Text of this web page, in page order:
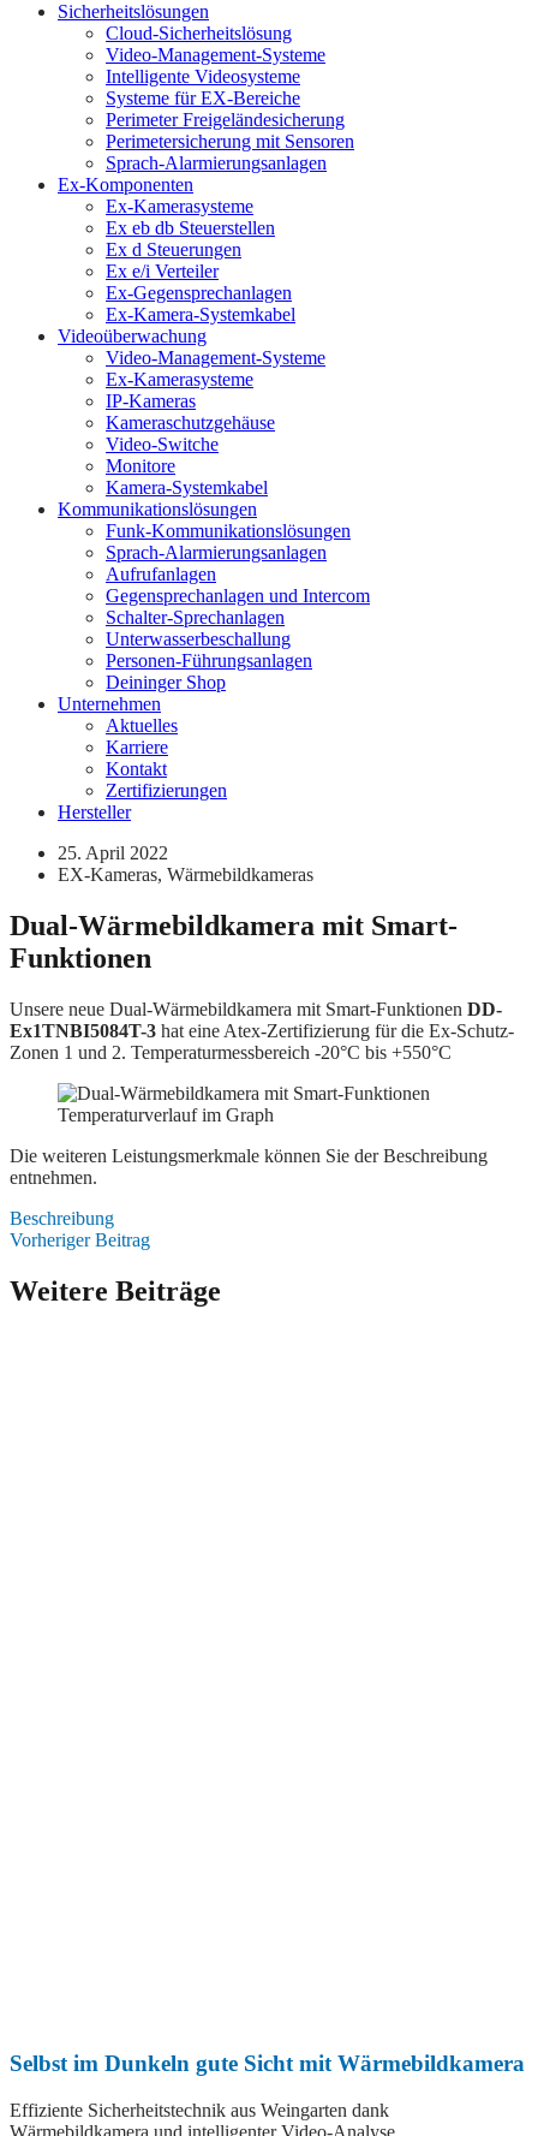
Sicherheitslösungen
Cloud-Sicherheitslösung
Video-Management-Systeme
Intelligente Videosysteme
Systeme für EX-Bereiche
Perimeter Freigeländesicherung
Perimetersicherung mit Sensoren
Sprach-Alarmierungsanlagen
Ex-Komponenten
Ex-Kamerasysteme
Ex eb db Steuerstellen
Ex d Steuerungen
Ex e/i Verteiler
Ex-Gegensprechanlagen
Ex-Kamera-Systemkabel
Videoüberwachung
Video-Management-Systeme
Ex-Kamerasysteme
IP-Kameras
Kameraschutzgehäuse
Video-Switche
Monitore
Kamera-Systemkabel
Kommunikationslösungen
Funk-Kommunikationslösungen
Sprach-Alarmierungsanlagen
Aufrufanlagen
Gegensprechanlagen und Intercom
Schalter-Sprechanlagen
Unterwasserbeschallung
Personen-Führungsanlagen
Deininger Shop
Unternehmen
Aktuelles
Karriere
Kontakt
Zertifizierungen
Hersteller
25. April 2022
EX-Kameras, Wärmebildkameras
Dual-Wärmebildkamera mit Smart-
Funktionen
Unsere neue Dual-Wärmebildkamera mit Smart-Funktionen DD-
Ex1TNBI5084T-3 hat eine Atex-Zertifizierung für die Ex-Schutz-
Zonen 1 und 2. Temperaturmessbereich -20°C bis +550°C
Temperaturverlauf im Graph
Die weiteren Leistungsmerkmale können Sie der Beschreibung
entnehmen.
Beschreibung
Vorheriger Beitrag
Weitere Beiträge
Selbst im Dunkeln gute Sicht mit Wärmebildkamera
Effiziente Sicherheitstechnik aus Weingarten dank
Wärmebildkamera und intelligenter Video-Analyse.